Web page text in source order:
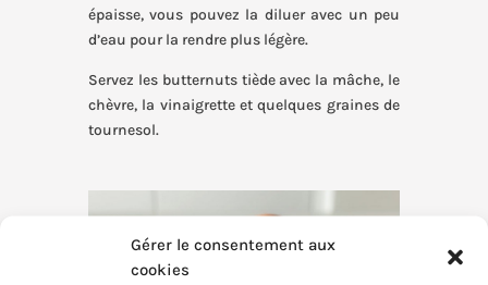
Gérer le consentement aux
cookies
épaisse, vous pouvez la diluer avec un peu
d’eau pour la rendre plus légère.
Servez les butternuts tiède avec la mâche, le
chèvre, la vinaigrette et quelques graines de
tournesol.